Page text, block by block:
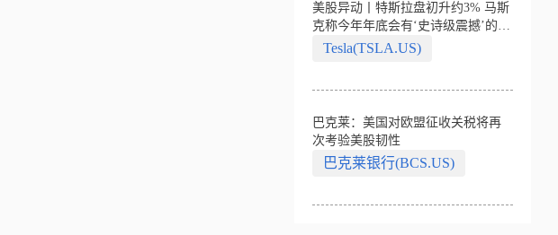
美股异动丨特斯拉盘初升约3% 马斯
克称今年年底会有‘史诗级震撼’的演
示Tesla(TSLA.US)
巴克莱：美国对欧盟征收关税将再
次考验美股韧性
巴克莱银行(BCS.US)